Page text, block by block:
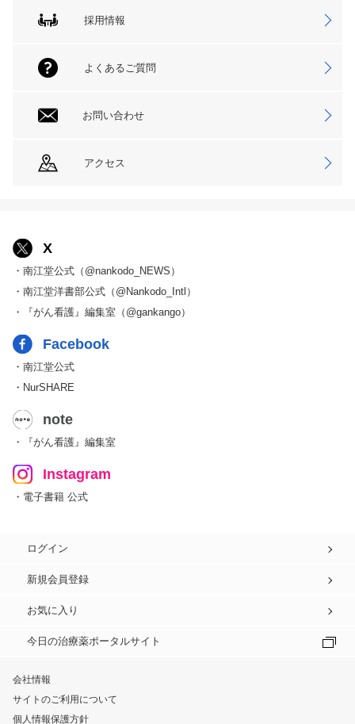
採用情報
よくあるご質問
お問い合わせ
アクセス
X
・南江堂公式（@nankodo_NEWS）
・南江堂洋書部公式（@Nankodo_Intl）
・『がん看護』編集室（@gankango）
Facebook
・南江堂公式
・NurSHARE
note
・『がん看護』編集室
Instagram
・電子書籍 公式
ログイン
新規会員登録
お気に入り
今日の治療薬ポータルサイト
会社情報
サイトのご利用について
個人情報保護方針